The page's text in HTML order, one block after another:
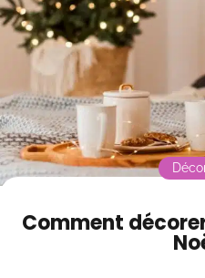
Contact
Mode sombre
Des bougies colorées
Des plantes qui célèbrent
Comment